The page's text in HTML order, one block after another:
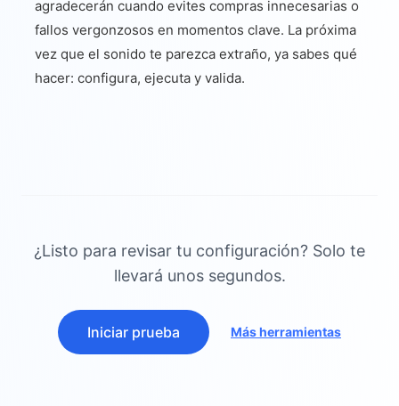
agradecerán cuando evites compras innecesarias o
fallos vergonzosos en momentos clave. La próxima
vez que el sonido te parezca extraño, ya sabes qué
hacer: configura, ejecuta y valida.
¿Listo para revisar tu configuración? Solo te
llevará unos segundos.
Iniciar prueba Más herramientas